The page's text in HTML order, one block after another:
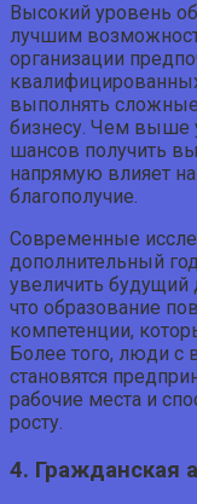
Высокий уровень
лучшим
организации
выполнять сложные
бизнесу. Чем выше
шансов получить
напрямую влияет
благополучие.
Современные
дополнительный
увеличить будущий
что образование
компетенции,
Более того, люди
становятся
рабочие места и
росту.
4. Гражданская